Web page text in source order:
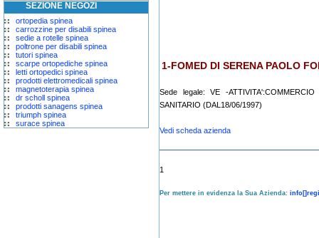
SEZIONE NEGOZI
ortopedia spinea
carrozzine per disabili spinea
sedie a rotelle spinea
poltrone per disabili spinea
tutori spinea
scarpe ortopediche spinea
letti ortopedici spinea
prodotti elettromedicali spinea
magnetoterapia spinea
dr scholl spinea
prodotti sanagens spinea
triumph spinea
surace spinea
1-FOMED DI SERENA PAOLO
Sede legale: VE -
SANITARIO (DAL18/06/1997)
Vedi scheda azienda
1
Per mettere in evidenza la Sua Azienda: